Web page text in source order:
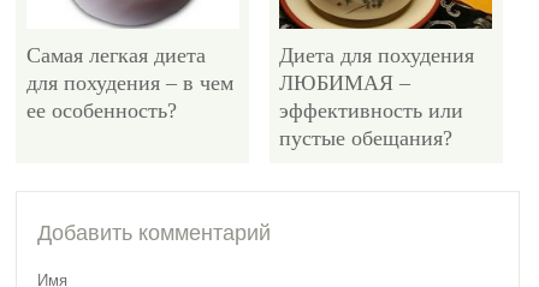
Самая легкая диета
для похудения – в чем
ее особенность?
Диета для похудения
ЛЮБИМАЯ –
эффективность или
пустые обещания?
Добавить комментарий
Имя